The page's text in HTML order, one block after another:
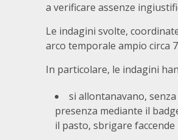
a verificare assenze
Le indagini svolte,
arco temporale ampio circa
In particolare, le indagini
si allontanavano,
presenza mediante il
il pasto, sbrigare